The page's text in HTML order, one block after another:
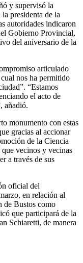
y supervisó la
presidenta de la
autoridades indicaron
Gobierno Provincial,
del aniversario de la
articulado
nos ha permitido
“Estamos
el acto de
añadió.
monumento con estas
gracias al accionar
de la Ciencia
vecinos y vecinas
a través de sus
oficial del
en relación al
de Bustos como
que participará de la
Schiaretti, de manera